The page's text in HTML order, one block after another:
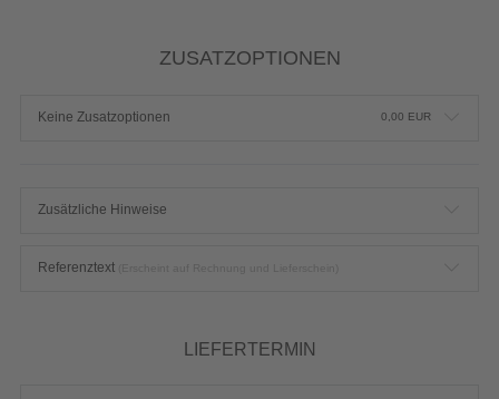
ZUSATZOPTIONEN
Keine Zusatzoptionen 0,00 EUR
Zusätzliche Hinweise
Referenztext
LIEFERTERMIN